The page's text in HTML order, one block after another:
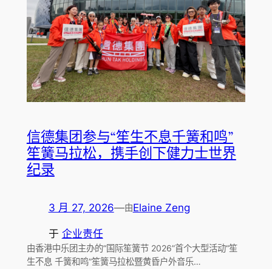
信德集团参与“笙生不息千簧和鸣”
笙簧马拉松，携手创下健力士世界
纪录
3 月 27, 2026—由Elaine Zeng
于 企业责任
由香港中乐团主办的“国际笙簧节 2026”首个大型活动“笙
生不息 千簧和鸣”笙簧马拉松暨黄昏户外音乐…